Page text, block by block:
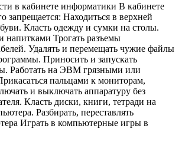
в кабинете информатики В кабинете
запрещается: Находиться в верхней
Класть одежду и сумки на столы.
напитками Трогать разъемы
Удалять и перемещать чужие файлы
Приносить и запускать
Работать на ЭВМ грязными или
пальцами к мониторам,
и выключать аппаратуру без
Класть диски, книги, тетради на
Разбирать, переставлять
Играть в компьютерные игры в